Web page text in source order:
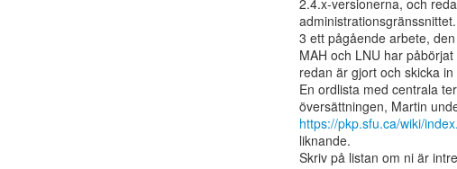
2.4.x-versionerna, och
3 ett pågående arbete,
MAH och LNU har
redan är gjort och skicka
En ordlista med centrala
https://pkp.sfu.ca/wiki/
liknande.
Skriv på listan om ni är